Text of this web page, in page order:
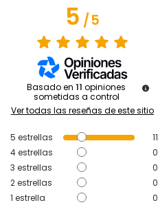
5/5
Basado en 11 opiniones
sometidas a control
Ver todas las reseñas de este sitio
5 estrellas
11
4estrellas
0
3 estrellas
0
2estrellas
0
1 estrella 0